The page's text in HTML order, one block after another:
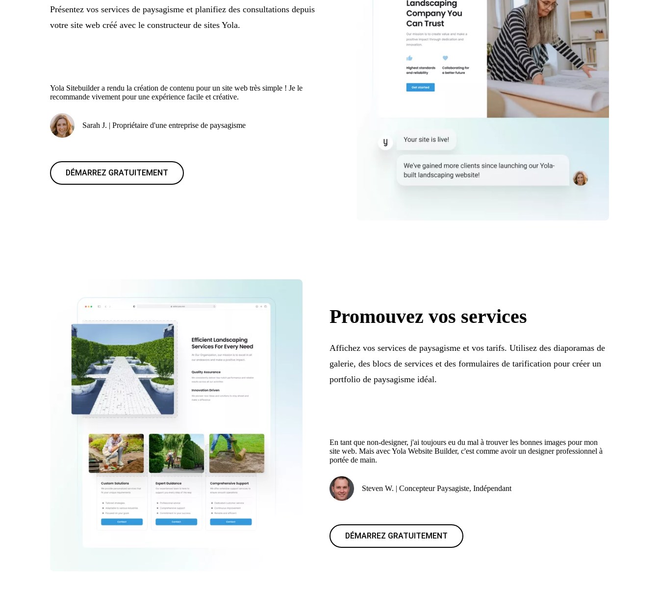
Présentez vos services de paysagisme et planifiez des consultations depuis
votre site web créé avec le constructeur de sites Yola.
Yola Sitebuilder a rendu la création de contenu pour un site web très simple ! Je le
recommande vivement pour une expérience facile et créative.
Sarah J. | Propriétaire d'une entreprise de paysagisme
DÉMARREZ GRATUITEMENT
Promouvez vos services
Affichez vos services de paysagisme et vos tarifs. Utilisez des diaporamas de
galerie, des blocs de services et des formulaires de tarification pour créer un
portfolio de paysagisme idéal.
En tant que non-designer, j'ai toujours eu du mal à trouver les bonnes images pour mon
site web. Mais avec Yola Website Builder, c'est comme avoir un designer professionnel à
portée de main.
Steven W. | Concepteur Paysagiste, Indépendant
DÉMARREZ GRATUITEMENT